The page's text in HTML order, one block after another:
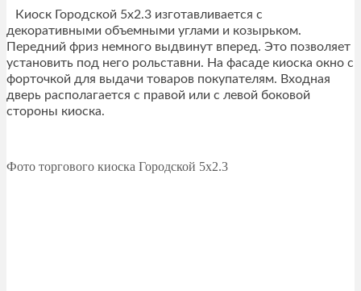
Киоск Городской 5х2.3 изготавливается с
декоративными объемными углами и козырьком.
Передний фриз немного выдвинут вперед. Это позволяет
установить под него рольставни. На фасаде киоска окно с
форточкой для выдачи товаров покупателям. Входная
дверь располагается с правой или с левой боковой
стороны киоска.
Фото торгового киоска Городской 5х2.3